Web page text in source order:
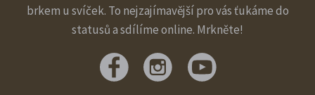
brkem u svíček. To nejzajímavější pro vás ťukáme do
statusů a sdílíme online. Mrkněte!